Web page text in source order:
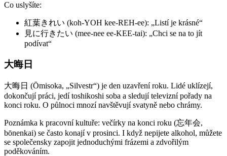
Co uslyšíte:
紅葉きれい (koh-YOH kee-REH-ee): „Listí je krásné“
見に行きたい (mee-nee ee-KEE-tai): „Chci se na to jít
podívat“
大晦日
大晦日 (Ōmisoka, „Silvestr“) je den uzavření roku. Lidé uklízejí,
dokončují práci, jedí toshikoshi soba a sledují televizní pořady na
konci roku. O půlnoci mnozí navštěvují svatyně nebo chrámy.
Poznámka k pracovní kultuře: večírky na konci roku (忘年会,
bōnenkai) se často konají v prosinci. I když nepijete alkohol, můžete
se společensky zapojit jednoduchými frázemi a zdvořilým
poděkováním.